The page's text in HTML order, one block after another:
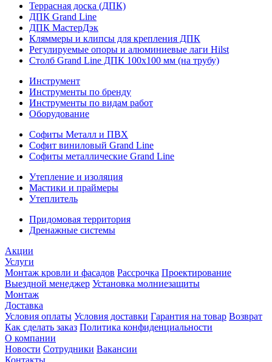
Террасная доска (ДПК)
ДПК Grand Line
ДПК МастерДэк
Кляммеры и клипсы для крепления ДПК
Регулируемые опоры и алюминиевые лаги Hilst
Столб Grand Line ДПК 100х100 мм (на трубу)
Инструмент
Инструменты по бренду
Инструменты по видам работ
Оборудование
Софиты Металл и ПВХ
Софит виниловый Grand Line
Софиты металлические Grand Line
Утепление и изоляция
Мастики и праймеры
Утеплитель
Придомовая территория
Дренажные системы
Акции
Услуги
Монтаж кровли и фасадов Рассрочка Проектирование
Выездной менеджер Установка молниезащиты
Монтаж
Доставка
Условия оплаты Условия доставки Гарантия на товар Возврат
Как сделать заказ Политика конфиденциальности
О компании
Новости Сотрудники Вакансии
Контакты